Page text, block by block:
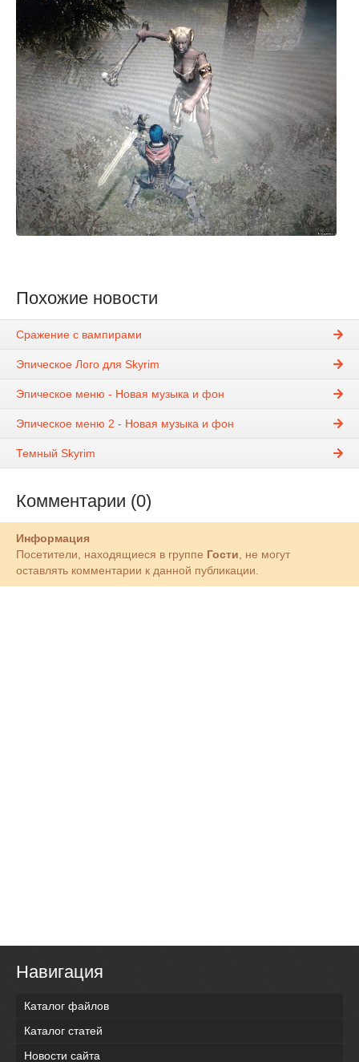
Похожие новости
Сражение с вампирами
Эпическое Лого для Skyrim
Эпическое меню - Новая музыка и фон
Эпическое меню 2 - Новая музыка и фон
Темный Skyrim
Комментарии (0)
Информация
Посетители, находящиеся в группе Гости, не могут
оставлять комментарии к данной публикации.
Навигация
Каталог файлов
Каталог статей
Новости сайта